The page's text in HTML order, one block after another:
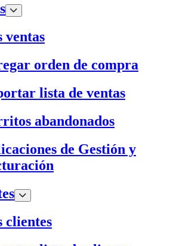
ventas
orden de compra
lista de ventas
abandonados
de Gestión y
clientes